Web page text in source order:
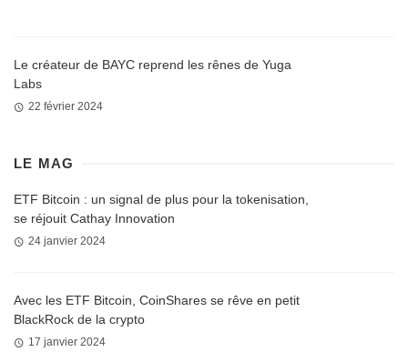
Le créateur de BAYC reprend les rênes de Yuga
Labs
22 février 2024
LE MAG
ETF Bitcoin : un signal de plus pour la tokenisation,
se réjouit Cathay Innovation
24 janvier 2024
Avec les ETF Bitcoin, CoinShares se rêve en petit
BlackRock de la crypto
17 janvier 2024